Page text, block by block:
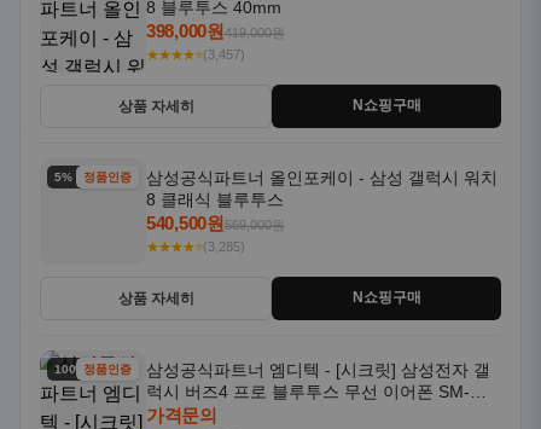
8 블루투스 40mm
398,000원419,000원
★★★★⭐(3,457)
상품 자세히 N쇼핑구매
5% 할인정품인증
삼성공식파트너 올인포케이 - 삼성 갤럭시 워치
8 클래식 블루투스
540,500원569,000원
★★★★⭐(3,285)
상품 자세히 N쇼핑구매
100% 할인
정품인증
삼성공식파트너 엠디텍 - [시크릿] 삼성전자 갤
럭시 버즈4 프로 블루투스 무선 이어폰 SM-
R640N
가격문의